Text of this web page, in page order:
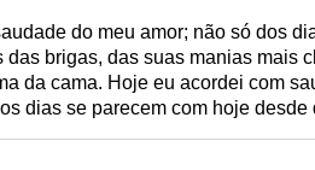
do meu amor; não só dos
brigas, das suas manias mais
da cama. Hoje eu acordei com
dias se parecem com hoje desde